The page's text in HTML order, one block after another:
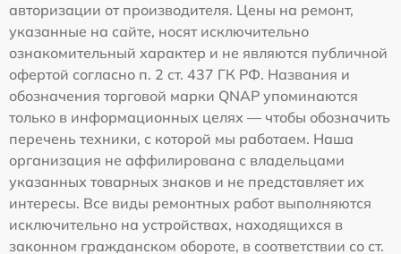
авторизации от производителя. Цены на ремонт,
указанные на сайте, носят исключительно
ознакомительный характер и не являются публичной
офертой согласно п. 2 ст. 437 ГК РФ. Названия и
обозначения торговой марки QNAP упоминаются
только в информационных целях — чтобы обозначить
перечень техники, с которой мы работаем. Наша
организация не аффилирована с владельцами
указанных товарных знаков и не представляет их
интересы. Все виды ремонтных работ выполняются
исключительно на устройствах, находящихся в
законном гражданском обороте, в соответствии со ст.